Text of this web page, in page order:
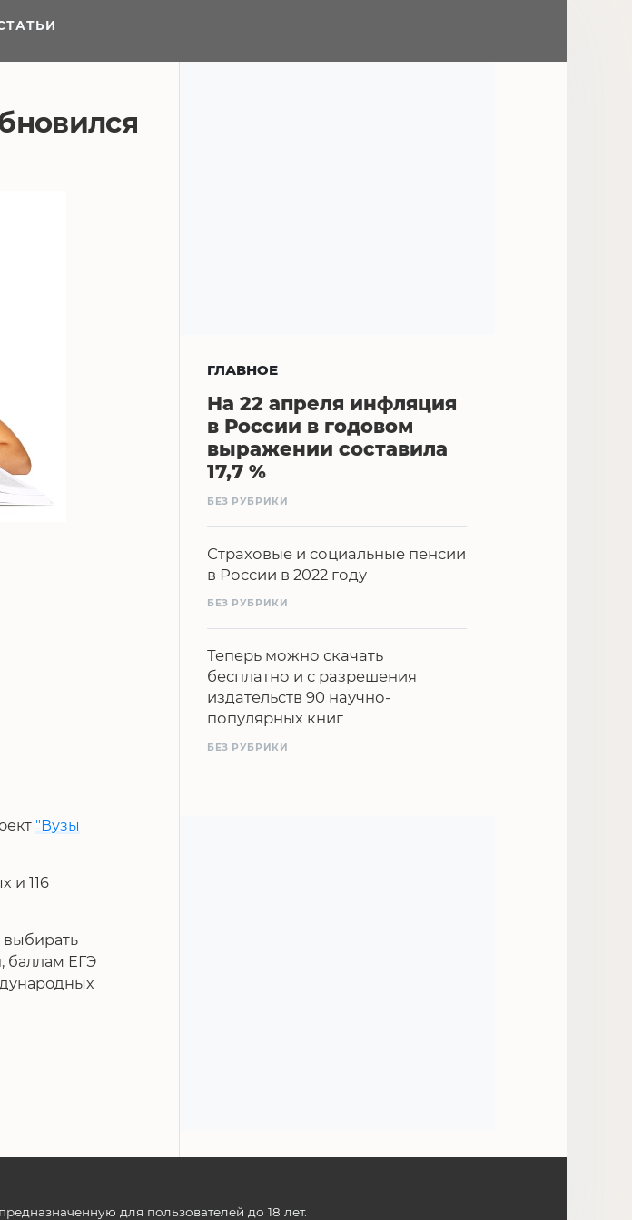
"Вузы
и 116
выбирать
баллам ЕГЭ
ГЛАВНОЕ
На 22 апреля инфляция
в России в годовом
выражении составила
17,7 %
БЕЗ РУБРИКИ
Страховые и социальные пенсии
в России в 2022 году
БЕЗ РУБРИКИ
Теперь можно скачать
бесплатно и с разрешения
издательств 90 научно-
популярных книг
БЕЗ РУБРИКИ
для пользователей до 18 лет.